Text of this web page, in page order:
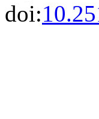
doi: